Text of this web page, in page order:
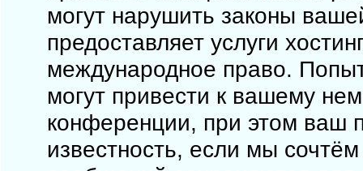
могут нарушить законы
предоставляет услуги
международное право.
могут привести к вашему
конференции, при этом ваш
известность, если мы